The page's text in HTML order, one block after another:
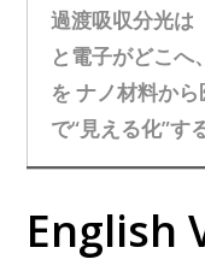
過渡吸収分光は
と電子がどこへ
を ナノ材料か
で“見える化”す
English